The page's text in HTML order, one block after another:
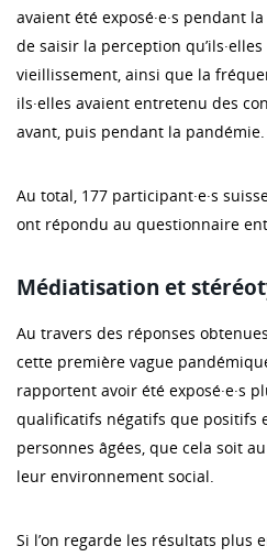
avaient été exposé·e·s pendant
de saisir la perception
vieillissement, ainsi que la
ils·elles avaient entretenu des
avant, puis pendant la pandémie.
Au total, 177 participant·e·s
ont répondu au questionnaire
Médiatisation et
Au travers des réponses
cette première vague
rapportent avoir été exposé·e·s
qualificatifs négatifs que positifs
personnes âgées, que cela soit
leur environnement social.
Si l’on regarde les résultats plus